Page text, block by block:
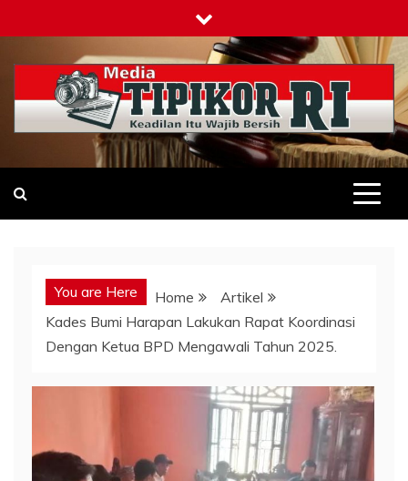
to
content
Tipikor-ri-online.my.id
Keadilan Itu Wajib Bersih
You are Here Home
Artikel
Kades Bumi Harapan Lakukan Rapat Koordinasi
Dengan Ketua BPD Mengawali Tahun 2025.